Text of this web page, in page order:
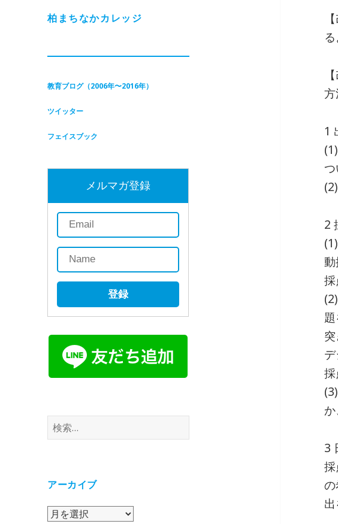
柏まちなかカレッジ
教育ブログ（2006年〜2016年）
ツイッター
フェイスブック
メルマガ登録
登録
検
索:
アーカイブ
ア
方
1
2
採
3
出